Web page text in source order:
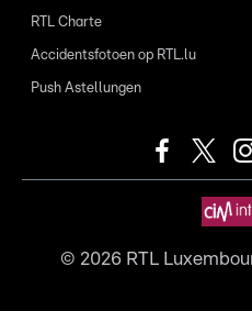
RTL Charte
Accidentsfotoen op RTL.lu
Push Astellungen
© 2026RTL